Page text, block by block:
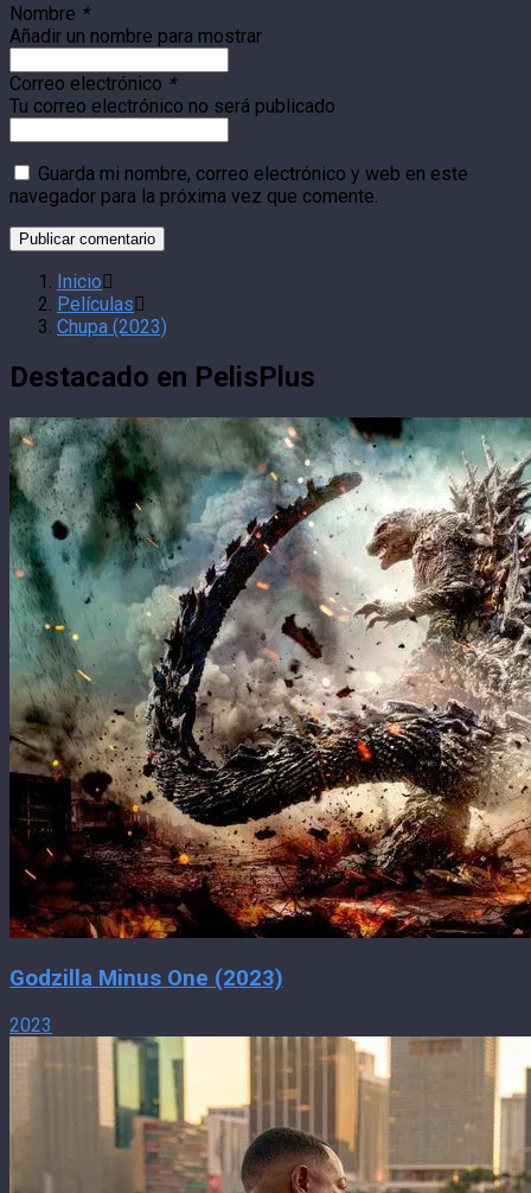
Nombre *
Añadir un nombre para mostrar
Correo electrónico *
Tu correo electrónico no será publicado
Guarda mi nombre, correo electrónico y web en este
navegador para la próxima vez que comente.
Inicio
Películas
Chupa (2023)
Destacado en PelisPlus
Godzilla Minus One (2023)
2023